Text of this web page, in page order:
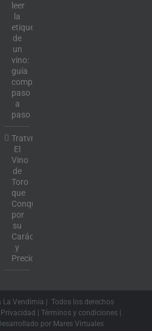
leer
la
etiqueta
de
un
vino:
guía
completa
paso
a
paso
Tratvm:
El
Vino
de
Toro
que
Conquista
por
su
Carácter
y
Precio
La Vendimia | Todos los derechos
Privacidad Términos y condiciones|
por Mares Virtuales